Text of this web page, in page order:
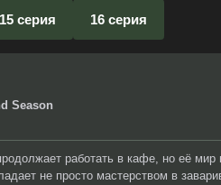
15 серия 16 серия
Season
работать в кафе, но её мир
не просто мастерством в